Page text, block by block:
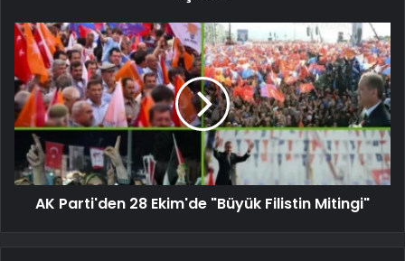
AK Parti'den 28 Ekim'de "Büyük Filistin Mitingi"